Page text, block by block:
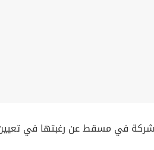
شركة في مسقط عن رغبتها في